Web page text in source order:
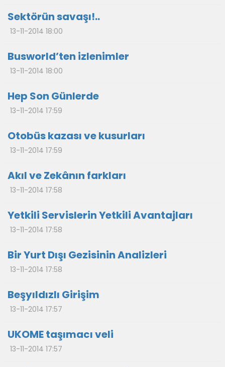
Sektörün savaşı!..
13-11-2014 18:00
Busworld’ten izlenimler
13-11-2014 18:00
Hep Son Günlerde
13-11-2014 17:59
Otobüs kazası ve kusurları
13-11-2014 17:59
Akıl ve Zekânın farkları
13-11-2014 17:58
Yetkili Servislerin Yetkili Avantajları
13-11-2014 17:58
Bir Yurt Dışı Gezisinin Analizleri
13-11-2014 17:58
Beşyıldızlı Girişim
13-11-2014 17:57
UKOME taşımacı veli
13-11-2014 17:57